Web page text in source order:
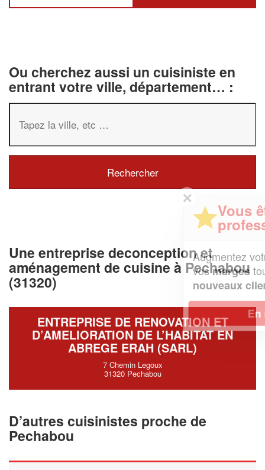
Ou cherchez aussi un cuisiniste en
entrant votre ville, département… :
Une entreprise deconception et
aménagement de cuisine à Pechabou
(31320)
ENTREPRISE DE RENOVATION ET
D’AMELIORATION DE L’HABITAT EN
ABREGE ERAH (SARL)
7 Chemin Legoux
31320 Pechabou
D’autres cuisinistes proche de
Pechabou
professionnel ?
Augmentez votrechiffre d'affaireset
vosmargestout en gagnant de